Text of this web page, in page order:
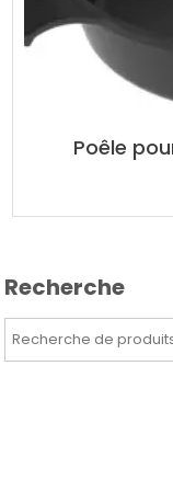
Poêle
Recherche
Recherche